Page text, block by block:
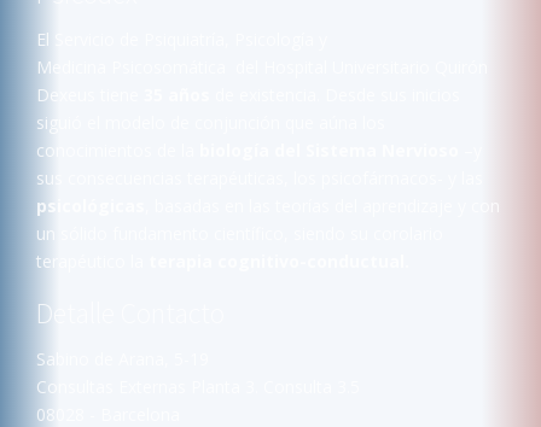
El Servicio de Psiquiatría, Psicología y
Medicina Psicosomática del
Dexeus
siguió el modelo de conjunción que aúna los
conocimientos de la
sus consecuencias terapéuticas, los psicofármacos- y las
psicológicas
un sólido fundamento científico, siendo su corolario
terapéutico la
Detalle Contacto
Sabino de Arana, 5-19
Consultas Externas Planta 3. Consulta 3.5
08028 - Barcelona